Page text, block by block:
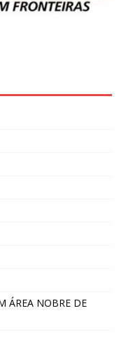
ÁREA NOBRE DE